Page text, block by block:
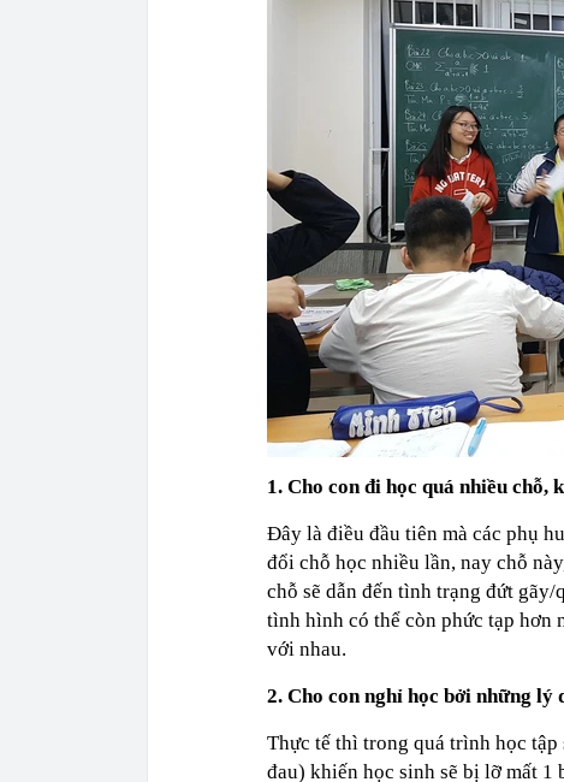
1. Cho con đi học quá nhiều
Đây là điều đầu tiên mà các phụ
đổi chỗ học nhiều lần, nay chỗ
chỗ sẽ dẫn đến tình trạng đứt
tình hình có thể còn phức tạp hơn
với nhau.
2. Cho con nghỉ học bởi những lý
Thực tế thì trong quá trình học
đau) khiến học sinh sẽ bị lỡ mất